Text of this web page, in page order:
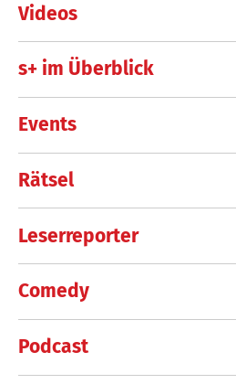
Videos
s+ im Überblick
Events
Rätsel
Leserreporter
Comedy
Podcast